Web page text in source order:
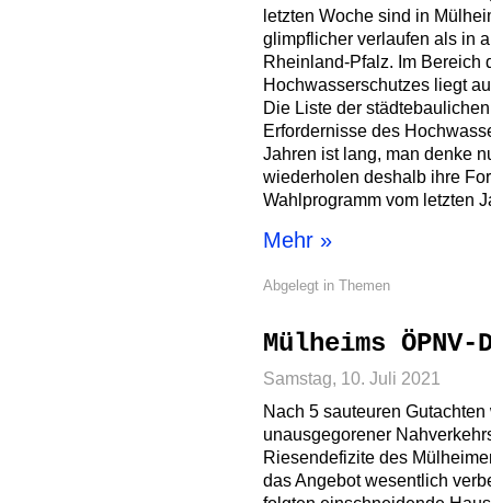
letzten Woche sind in
glimpflicher verlaufen als in
Rheinland-Pfalz. Im Bereich
Hochwasserschutzes liegt
Die Liste der
Erfordernisse des
Jahren ist lang, man denke
wiederholen deshalb ihre
Wahlprogramm vom letzten
Mehr »
Abgelegt in Themen
Mülheims
Samstag, 10. Juli 2021
Nach 5 sauteuren
unausgegorener
Riesendefizite des
das Angebot wesentlich